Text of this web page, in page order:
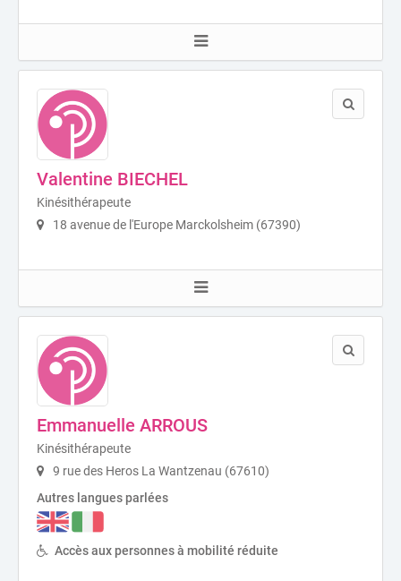
Valentine BIECHEL
Kinésithérapeute
18 avenue de l'Europe Marckolsheim (67390)
Emmanuelle ARROUS
Kinésithérapeute
9 rue des Heros La Wantzenau (67610)
Autres langues parlées
Accès aux personnes à mobilité réduite